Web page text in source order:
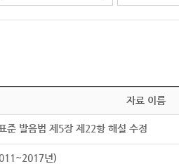
자료 이름
준 발음법 제5장 제22항 해설 수정
년)